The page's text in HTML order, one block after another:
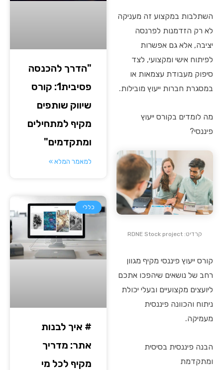
השתלבות במקצוע זה מעניקה
לא רק הזדמנות לפרנסה
יציבה, אלא גם אפשרות
לפיתוח אישי ומקצועי, לצד
סיפוק מעבודת עצמאות או
במסגרת חברות ייעוץ מובילות.
מה לומדים בקורס ייעוץ
פיננסי?
קרדיט: RDNE Stock project
קורס ייעוץ פיננסי מקיף מגוון
רחב של נושאים שיהפכו אתכם
ליועצים מקצועיים ובעלי יכולת
ניתוח והכוונה פיננסית
מעמיקה.
הבנה פיננסית בסיסית
ומתקדמת
"הדרך להכנסה
פסיבית1: קורס
שיווק שותפים
מקיף למתחילים
ומתקדמים"
למאמר המלא »
כללי
# איך לבנות
אתר: מדריך
מקיף לכל מי